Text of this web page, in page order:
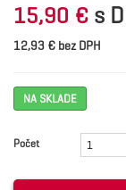
15,90 € s
12,93 € bez DPH
NA SKLADE
Počet